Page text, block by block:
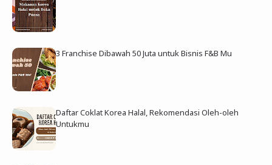
3 Franchise Dibawah 50 Juta untuk Bisnis F&B Mu
Daftar Coklat Korea Halal, Rekomendasi Oleh-oleh
Untukmu